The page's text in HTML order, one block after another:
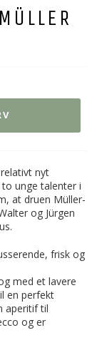
nyt
unge talenter i
at druen Müller-
og Jürgen
frisk og
med et lavere
en perfekt
aperitif til
og er